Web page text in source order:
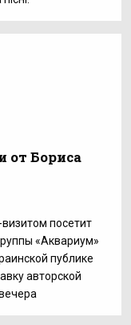
от Бориса
посетит
«Аквариум»
публике
авторской